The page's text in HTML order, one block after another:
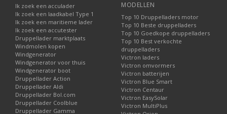
Ik zoek een acculader
Ik zoek een laadkabel Type 1
Ik zoek een maritieme lader
Ik zoek een accutester
Druppellader marktplaats
Windmolen kopen
Windgenerator
Windgenerator voor thuis
Windgenerator boot
Druppellader Action
Druppellader Aldi
Druppellader Bol.com
Druppellader Coolblue
Druppellader Gamma
MODELLEN
Top 10 Druppelladers motor
Top 10 Beste druppelladers
Top 10 Goedkope druppelladers
Top 10 Best verkochte
druppelladers
Victron laders
Victron omvormers
Victron batterijen
Victron Blue Smart
Victron Centaur
Victron EasySolar
Victron MultiPlus